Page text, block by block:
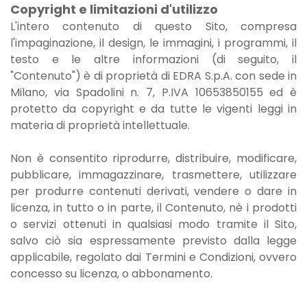
Copyright e limitazioni d'utilizzo
L'intero contenuto di questo Sito, compresa
l'impaginazione, il design, le immagini, i programmi, il
testo e le altre informazioni (di seguito, il
"Contenuto") è di proprietà di EDRA S.p.A. con sede in
Milano, via Spadolini n. 7, P.IVA 10653850155 ed è
protetto da copyright e da tutte le vigenti leggi in
materia di proprietà intellettuale.
Non è consentito riprodurre, distribuire, modificare,
pubblicare, immagazzinare, trasmettere, utilizzare
per produrre contenuti derivati, vendere o dare in
licenza, in tutto o in parte, il Contenuto, nè i prodotti
o servizi ottenuti in qualsiasi modo tramite il Sito,
salvo ciò sia espressamente previsto dalla legge
applicabile, regolato dai Termini e Condizioni, ovvero
concesso su licenza, o abbonamento.